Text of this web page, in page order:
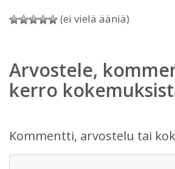
(ei vielä ääniä)
Arvostele,
kerro
Kommentti, arvostelu tai